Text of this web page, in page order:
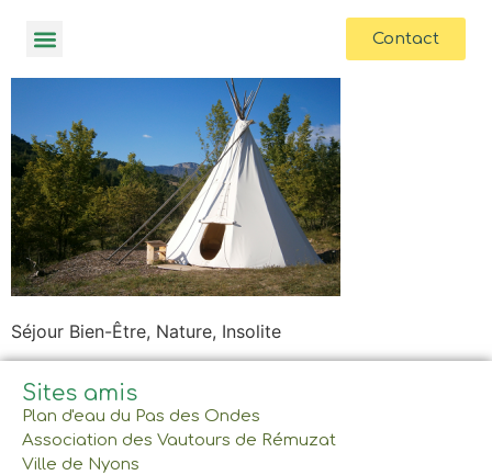
principal
Contact
Séjour Bien-Être, Nature, Insolite
Sites amis
Plan d'eau du Pas des Ondes
Association des Vautours de Rémuzat
Ville de Nyons